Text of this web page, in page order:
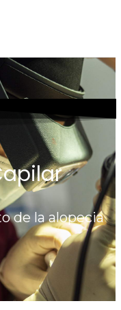
de la alopecia